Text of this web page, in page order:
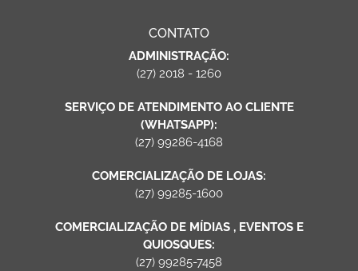
CONTATO
ADMINISTRAÇÃO:
(27) 2018 - 1260
SERVIÇO DE ATENDIMENTO AO CLIENTE
(WHATSAPP):
(27) 99286-4168
COMERCIALIZAÇÃO DE LOJAS:
(27) 99285-1600
COMERCIALIZAÇÃO DE MÍDIAS , EVENTOS E
QUIOSQUES:
(27) 99285-7458